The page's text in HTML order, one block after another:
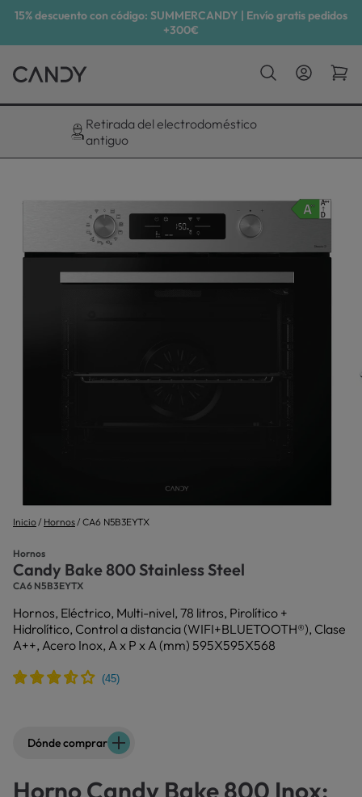
15% descuento con código: SUMMERCANDY | Envío gratis pedidos
+300€
Descuento exclusivo del 10%
Inicio Hornos CA6 N5B3EYTX
Hornos
Candy Bake 800 Stainless Steel
CA6 N5B3EYTX
Hornos, Eléctrico, Multi-nivel, 78 litros, Pirolítico +
Hidrolítico, Control a distancia (WIFI+BLUETOOTH®), Clase
A++, Acero Inox, A x P x A (mm) 595X595X568
Dónde comprar
Horno Candy Bake 800 Inox: